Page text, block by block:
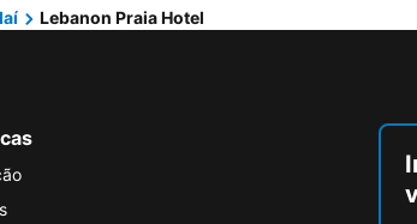
Lebanon Praia Hotel